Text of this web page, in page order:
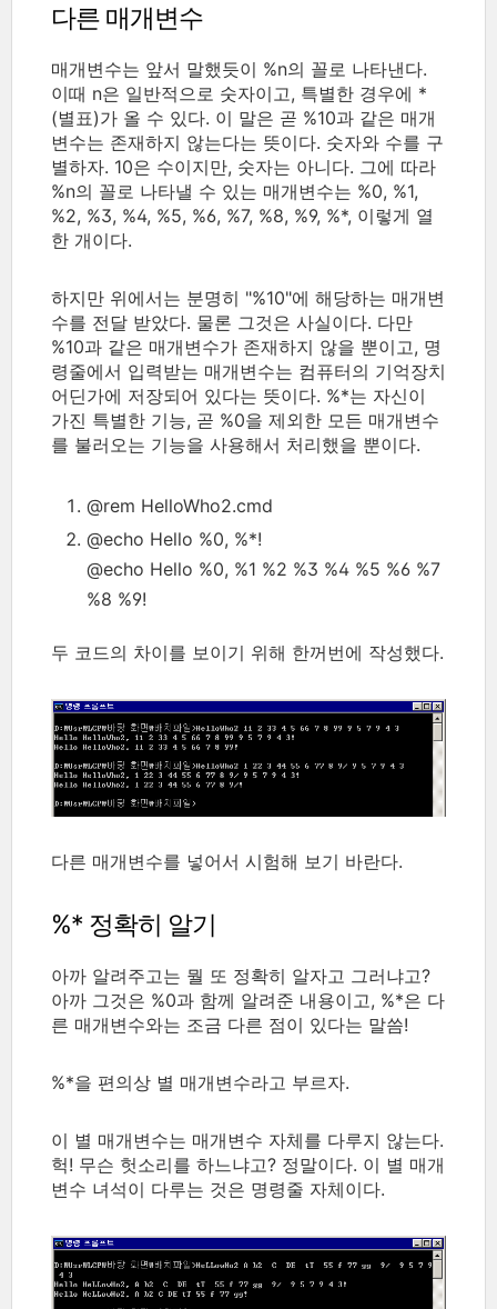
다른 매개변수
매개변수는 앞서 말했듯이 %n의 꼴로 나타낸다.
이때 n은 일반적으로 숫자이고, 특별한 경우에 *
(별표)가 올 수 있다. 이 말은 곧 %10과 같은 매개
변수는 존재하지 않는다는 뜻이다. 숫자와 수를 구
별하자. 10은 수이지만, 숫자는 아니다. 그에 따라
%n의 꼴로 나타낼 수 있는 매개변수는 %0, %1,
%2, %3, %4, %5, %6, %7, %8, %9, %*, 이렇게 열
한 개이다.
하지만 위에서는 분명히 "%10"에 해당하는 매개변
수를 전달 받았다. 물론 그것은 사실이다. 다만
%10과 같은 매개변수가 존재하지 않을 뿐이고, 명
령줄에서 입력받는 매개변수는 컴퓨터의 기억장치
어딘가에 저장되어 있다는 뜻이다. %*는 자신이
가진 특별한 기능, 곧 %0을 제외한 모든 매개변수
를 불러오는 기능을 사용해서 처리했을 뿐이다.
@rem HelloWho2.cmd
@echo Hello %0, %*!
@echo Hello %0, %1 %2 %3 %4 %5 %6 %7
%8 %9!
두 코드의 차이를 보이기 위해 한꺼번에 작성했다.
다른 매개변수를 넣어서 시험해 보기 바란다.
%* 정확히 알기
아까 알려주고는 뭘 또 정확히 알자고 그러냐고?
아까 그것은 %0과 함께 알려준 내용이고, %*은 다
른 매개변수와는 조금 다른 점이 있다는 말씀!
%*을 편의상 별 매개변수라고 부르자.
이 별 매개변수는 매개변수 자체를 다루지 않는다.
헉! 무슨 헛소리를 하느냐고? 정말이다. 이 별 매개
변수 녀석이 다루는 것은 명령줄 자체이다.